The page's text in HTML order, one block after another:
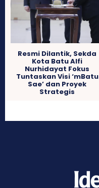
Resmi Dilantik, Sekda
Kota Batu Alfi
Nurhidayat Fokus
Tuntaskan Visi ‘mBatu
Sae’ dan Proyek
Strategis